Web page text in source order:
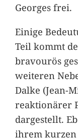
Georges frei.
Einige
Teil kommt
bravourös
weiteren
Dalke (Jean-
reaktionärer
dargestellt.
ihrem